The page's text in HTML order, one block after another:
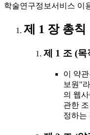
학술연구정보서비스 이
제 1 장 총칙
제 1 조 (목
이 약
보원"
의 웹
관한
정하는